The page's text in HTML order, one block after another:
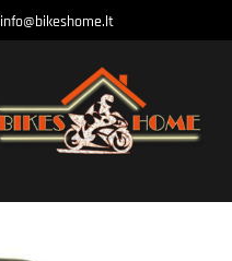
info@bikeshome.lt